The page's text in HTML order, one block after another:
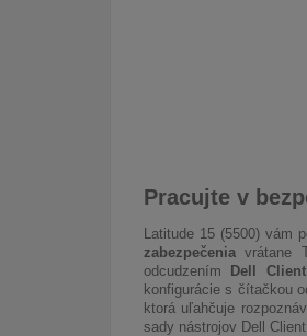
Pracujte v
Latitude 15 (5500) vám
zabezpečeniavrátane
odcudzením Dell
konfigurácie s čítačkou
ktorá uľahčuje
sady nástrojov Dell